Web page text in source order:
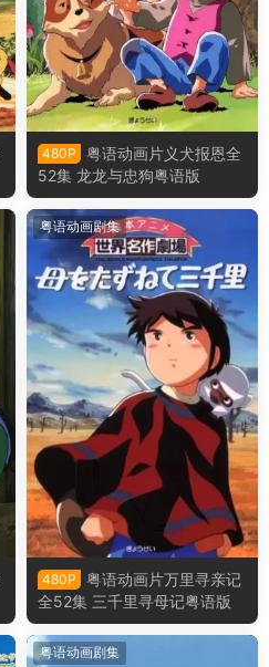
480P
粤语动画片义犬报恩全
52集 龙龙与忠狗粤语版
粤语动画剧集
480P
粤语动画片万里寻亲记
全52集 三千里寻母记粤语版
粤语动画剧集